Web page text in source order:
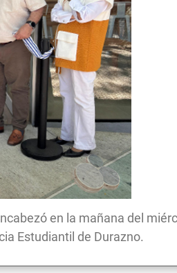
en la mañana del
Estudiantil de Durazno.